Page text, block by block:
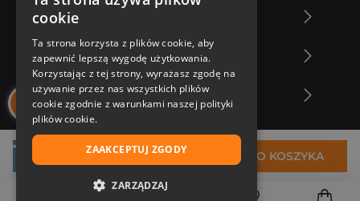
25,71 zł DO KOSZYKA
Zakupy u nas
Nasza oferta
Nasi autorzy
cookie
Ta strona korzysta z plików cookie, aby
zapewnić lepszą wygodę użytkowania.
Korzystając z tej strony, wyrażasz zgodę na
używanie przez nas wszystkich plików
cookie zgodnie z warunkami naszej polityki
plików cookie.
ZAAKCEPTUJ ZGODY
ZARZĄDZAJ